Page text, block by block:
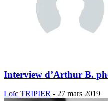
Interview d’Arthur B.
Loïc TRIPIER - 27 mars 2019